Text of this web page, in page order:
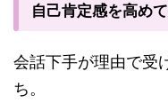
自己肯定感を高め
会話下手が理由で受
ち。